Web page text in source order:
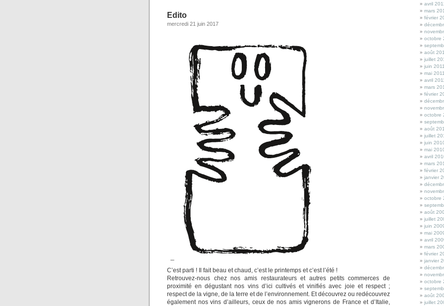
Edito
mercredi 21 juin 2017
C’est parti ! Il fait beau et chaud, c’est le printemps et c’est l’été !
Retrouvez-nous chez nos amis restaurateurs et autres petits commerces de
proximité en dégustant nos vins d’ici cultivés et vinifiés avec joie et respect ;
respect de la vigne, de la terre et de l’environnement. Et découvrez ou redécouvrez
également nos vins d’ailleurs, ceux de nos amis vignerons de France et d’Italie,
avril
mars
février
octobre
août
juillet
juin 2011
mai 2011
avril
mars
février
octobre
août
juillet
juin
mai
avril
mars
février
janvier
octobre
août
juillet
juin
mai
avril
mars
février
janvier
octobre
août
juillet